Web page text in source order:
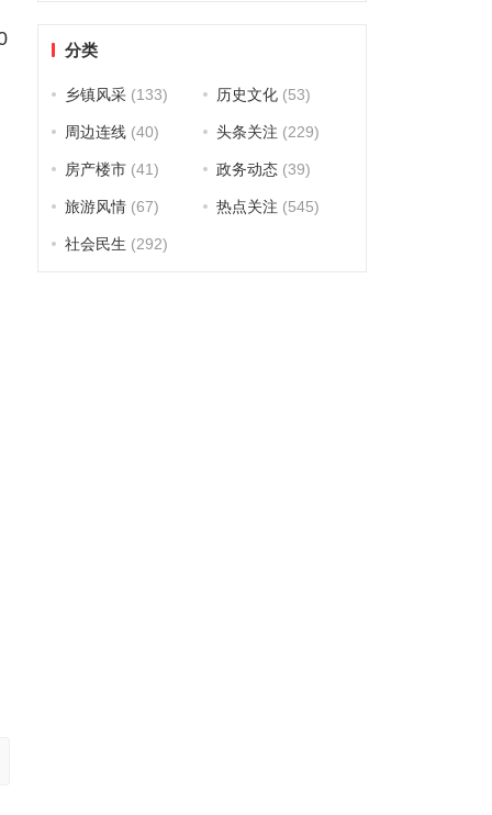
分类
乡镇风采(133) 历史文化(53)
周边连线(40) 头条关注 (229)
房产楼市(41) 政务动态(39)
旅游风情(67) 热点关注 (545)
社会民生 (292)